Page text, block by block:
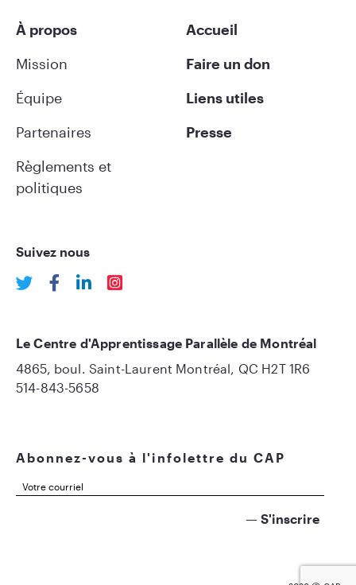
À propos
Mission
Équipe
Partenaires
Règlements et
politiques
Accueil
Faire un don
Liens utiles
Presse
Suivez nous
Abonnez-vous à l'infolettre du CAP
Le Centre d'Apprentissage Parallèle de Montréal
4865, boul. Saint-Laurent Montréal, QC H2T 1R6
514-843-5658